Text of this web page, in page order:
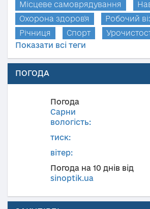
Місцеве самоврядування
Охорона здоров'я
Робочий
Річниця
Спорт
Показати всі теги
ПОГОДА
Погода
Сарни
вологість:
тиск:
вітер:
Погода на 10 днів від
sinoptik.ua